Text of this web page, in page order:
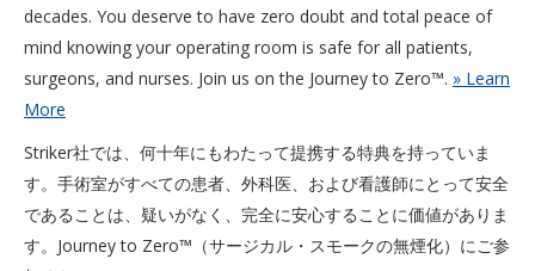
decades. You deserve to have zero doubt and total peace of
mind knowing your operating room is safe for all patients,
surgeons, and nurses. Join us on the Journey to Zero™. » Learn
More
Striker社では、何十年にもわたって提携する特典を持っていま
す。手術室がすべての患者、外科医、および看護師にとって安全
であることは、疑いがなく、完全に安心することに価値がありま
す。Journey to Zero™（サージカル・スモークの無煙化）にご参